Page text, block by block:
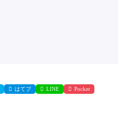
はてブ LINE Pocket